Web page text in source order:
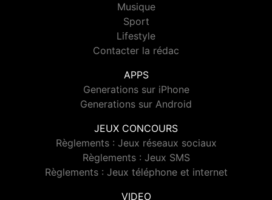
Musique
Sport
Lifestyle
Contacter la rédac
APPS
Generations sur iPhone
Generations sur Android
JEUX CONCOURS
Règlements : Jeux réseaux sociaux
Règlements : Jeux SMS
Règlements : Jeux téléphone et internet
VIDEO